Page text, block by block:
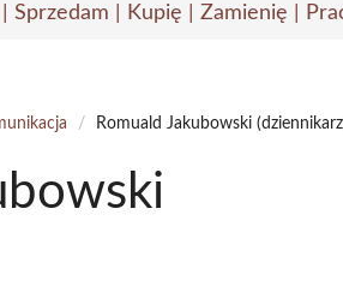
Sprzedam | Kupię | Zamienię |
/ Romuald Jakubowski